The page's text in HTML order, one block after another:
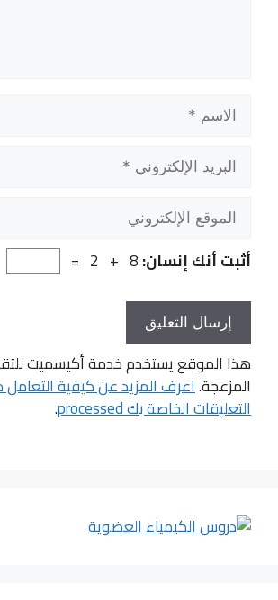
الاسم
البريد
الإلكتروني
الموقع
الإلكتروني
أثبت أنك إنسان:8 + 2 =
هذا الموقع يستخدم خدمة أكيسميت
المزعجة.اعرف المزيد عن كيفية التعامل
التعليقات الخاصة بك processed .